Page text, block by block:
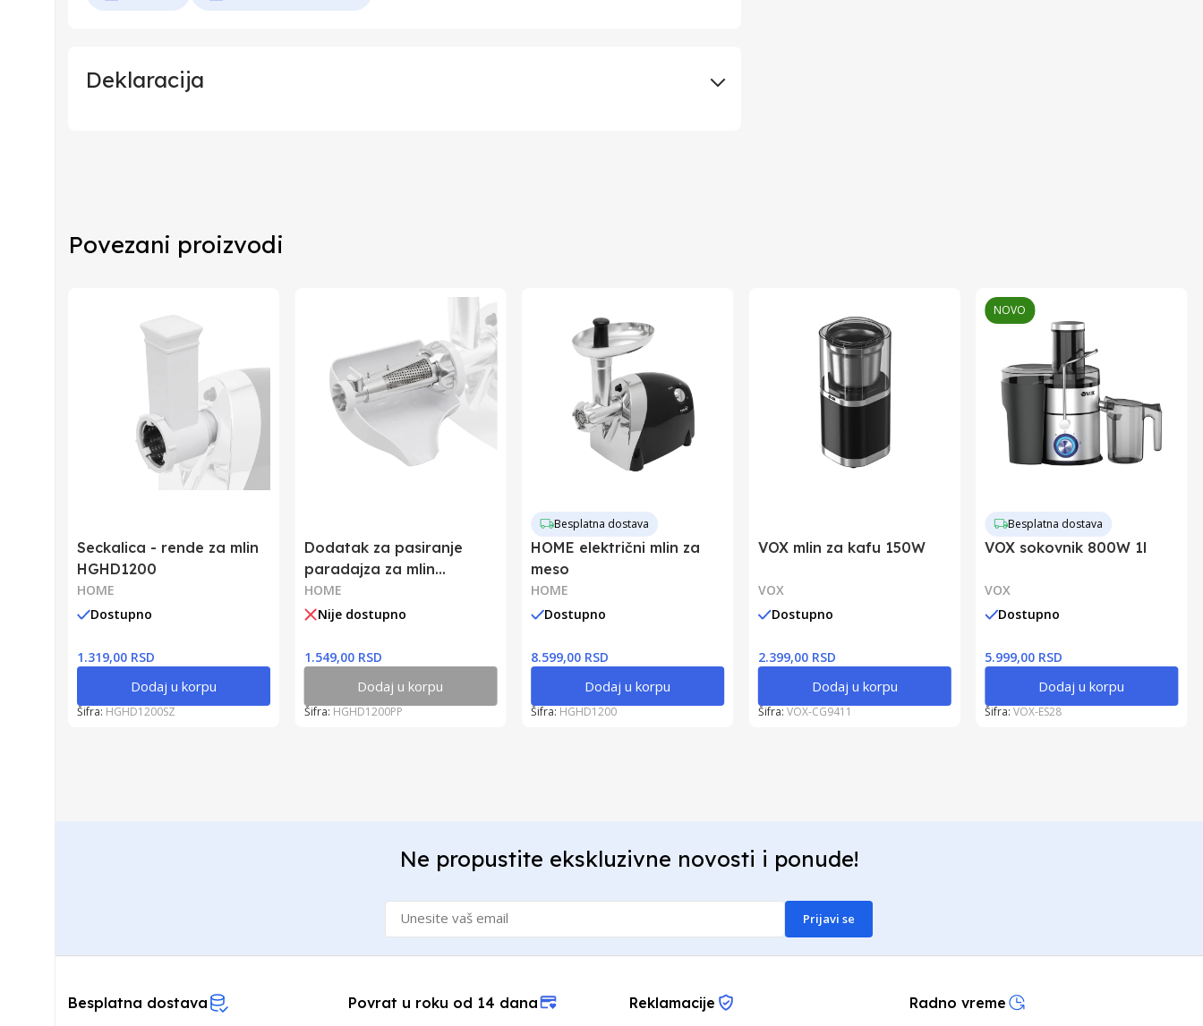
Deklaracija
Zemlja Porekla
3830042564980
Povezani proizvodi
Seckalica - rende za mlin
HGHD1200
HOME
Dostupno
1.319,00 RSD
Dodaj u korpu
Šifra: HGHD1200SZ
Dodatak za pasiranje
paradajza za mlin
HGHD1200
HOME
Nije dostupno
1.549,00 RSD
Dodaj u korpu
Šifra: HGHD1200PP
Besplatna dostava
HOME električni mlin za
meso
HOME
Dostupno
8.599,00 RSD
Dodaj u korpu
Šifra: HGHD1200
VOX mlin za kafu 150W
VOX
Dostupno
2.399,00 RSD
Dodaj u korpu
Šifra: VOX-CG9411
NOVO
Besplatna dostava
VOX sokovnik 800W 1l
VOX
Dostupno
5.999,00 RSD
Dodaj u korpu
Šifra:VOX-ES28
Ne propustite ekskluzivne novosti i ponude!
Prijavi se
Besplatna dostava
Povrat u roku od 14 dana
Reklamacije
Radno vreme